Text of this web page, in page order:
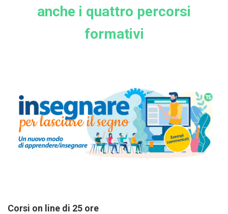
anche i quattro percorsi
formativi
Corsi on line di 25 ore